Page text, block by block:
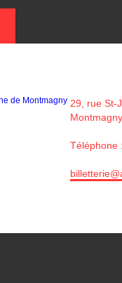
29, rue St-
Téléphone :